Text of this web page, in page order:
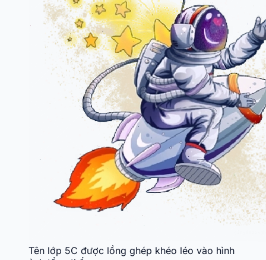
Tên lớp 5C được lồng ghép khéo léo vào hình